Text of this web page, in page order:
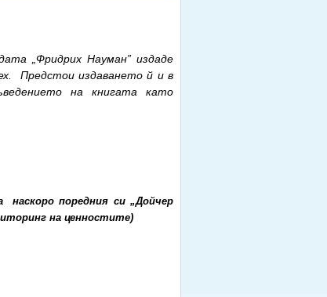
„Фридрих Науман” издаде
Предстои издаването й и в
на книгата като
наскоро поредния си „Дойчер
на ценностите)